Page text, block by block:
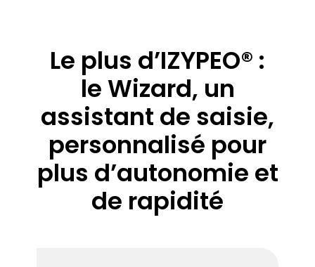
Le plus d’IZYPEO® :
le Wizard, un
assistant de saisie,
personnalisé pour
plus d’autonomie et
de rapidité